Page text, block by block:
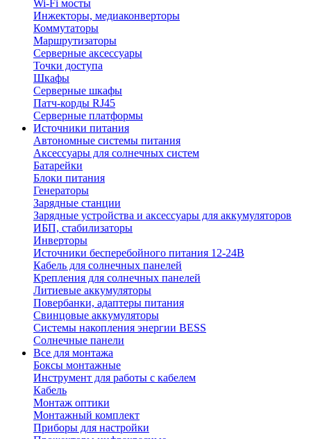
Wi-Fi мосты
Инжекторы, медиаконверторы
Коммутаторы
Маршрутизаторы
Серверные аксессуары
Точки доступа
Шкафы
Серверные шкафы
Патч-корды RJ45
Серверные платформы
Источники питания
Автономные системы питания
Аксессуары для солнечных систем
Батарейки
Блоки питания
Генераторы
Зарядные станции
Зарядные устройства и аксессуары для аккумуляторов
ИБП, стабилизаторы
Инверторы
Источники бесперебойного питания 12-24В
Кабель для солнечных панелей
Крепления для солнечных панелей
Литиевые аккумуляторы
Повербанки, адаптеры питания
Свинцовые аккумуляторы
Системы накопления энергии BESS
Солнечные панели
Все для монтажа
Боксы монтажные
Инструмент для работы с кабелем
Кабель
Монтаж оптики
Монтажный комплект
Приборы для настройки